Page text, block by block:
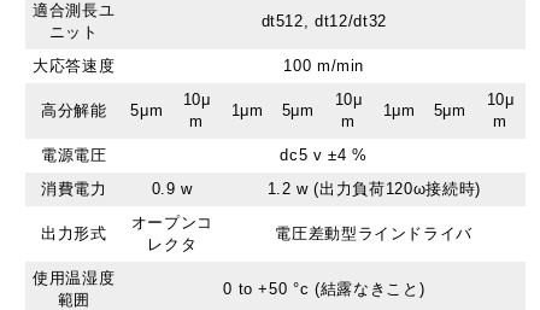
適合測長ユ
ニット
dt512, dt12/dt32
大応答速度 100 m/min
高分解能 5μm
10μ
m
1μm 5μm
10μ
m
1μm 5μm
10μ
m
電源電圧
dc5 v ±4 %
消費電力
0.9 w 1.2 w (出力負荷120ω接続時)
出力形式
オープンコ
レクタ
電圧差動型ラインドライバ
使用温湿度
範囲
0 to +50 °c (結露なきこと)